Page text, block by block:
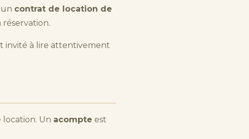
un contrat de location de
réservation.
invité à lire attentivement
Un acompte est